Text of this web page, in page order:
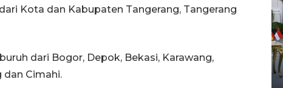
Kota dan Kabupaten Tangerang, Tangerang
dari Bogor, Depok, Bekasi, Karawang,
dan Cimahi.
HUT ke-80 Raja Keraton